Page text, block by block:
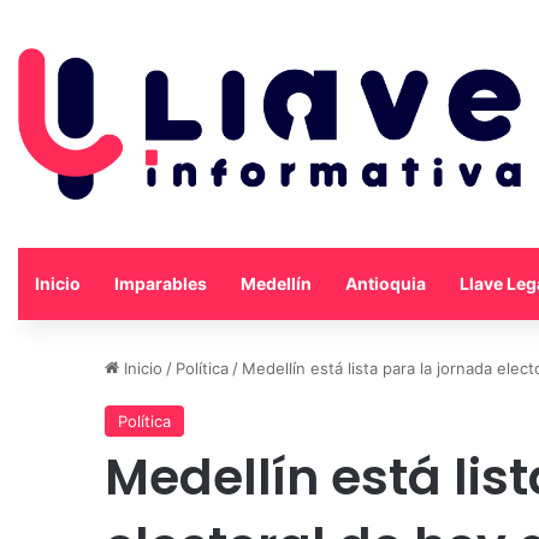
Inicio Imparables Medellín Antioquia Llave
Inicio / Política / Medellín está lista para la jornada
Política
Medellín está